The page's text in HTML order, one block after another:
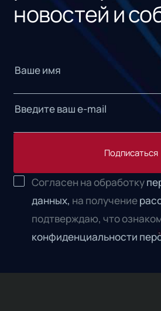
новостей и
Подписаться
Согласен на обработку
данных, на получение
подтверждаю, что
конфиденциальности